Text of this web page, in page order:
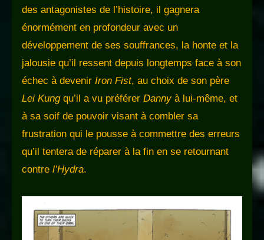
des antagonistes de l’histoire, il gagnera
énormément en profondeur avec un
développement de ses souffrances, la honte et la
jalousie qu’il ressent depuis longtemps face à son
échec à devenir Iron Fist, au choix de son père
Lei Kungqu’il a vu préférer Dannyà lui-même, et
à sa soif de pouvoir visant à combler sa
frustration qui le pousse à commettre des erreurs
qu’il tentera de réparer à la fin en se retournant
contre l’Hydra.